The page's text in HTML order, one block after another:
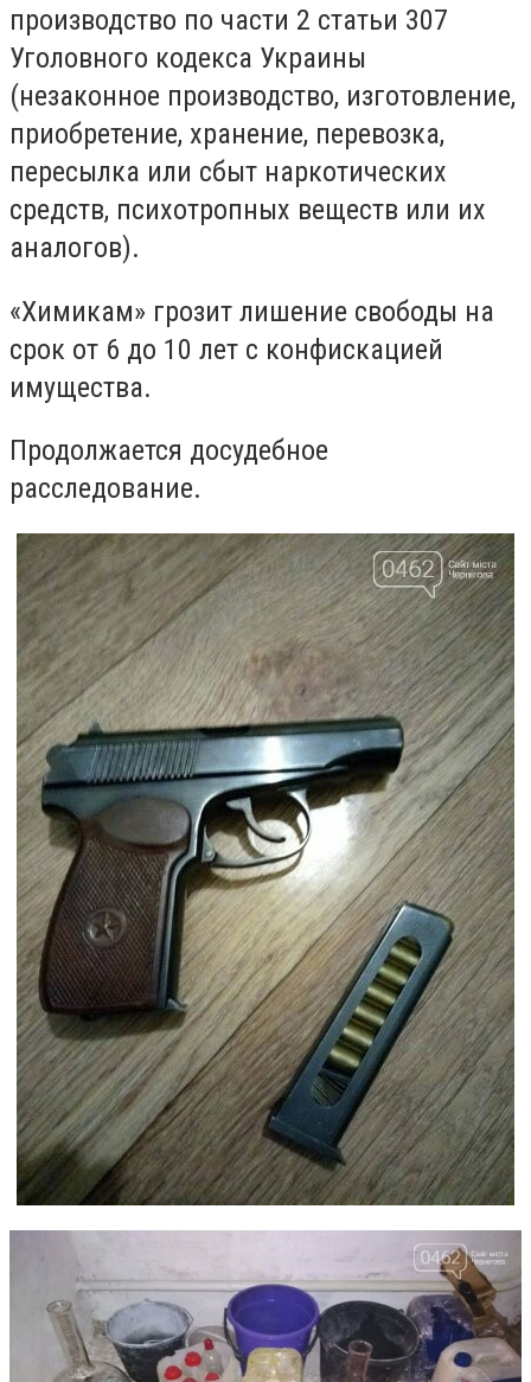
производство по части 2 статьи 307
Уголовного кодекса Украины
(незаконное производство, изготовление,
приобретение, хранение, перевозка,
пересылка или сбыт наркотических
средств, психотропных веществ или их
аналогов).
«Химикам» грозит лишение свободы на
срок от 6 до 10 лет с конфискацией
имущества.
Продолжается досудебное
расследование.